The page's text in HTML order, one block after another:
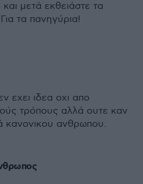
μετά εκθειάστε τα
τα πανηγύρια!
εχει ιδεα οχι απο
τρόπους αλλά ουτε καν
κανονικου ανθρωπου.